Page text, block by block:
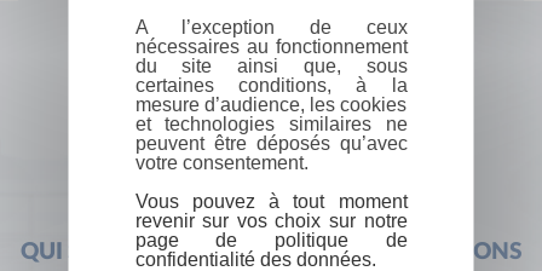
QUI SOMMES-NOUS ? FOIRE AUX QUESTIONS
A l’exception de ceux
nécessaires au fonctionnement
du site ainsi que, sous
certaines conditions, à la
mesure d’audience, les cookies
et technologies similaires ne
peuvent être déposés qu’avec
votre consentement.
Vous pouvez à tout moment
revenir sur vos choix sur notre
page de politique de
confidentialité des données.